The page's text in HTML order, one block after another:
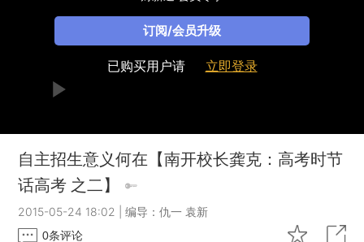
订阅/会员升级
已购买用户请 立即登录
自主招生意义何在【南开校长龚克：高考时节
话高考 之二】
2015-05-24 18:02 |编导：仇一 袁新
0条评论